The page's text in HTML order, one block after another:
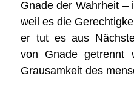
Gnade der Wahrheit –
weil es die
er tut es aus
von Gnade
Grausamkeit des